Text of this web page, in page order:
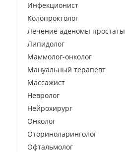
Инфекционист
Колопроктолог
Лечение аденомы простаты
Липидолог
Маммолог-онколог
Мануальный терапевт
Массажист
Невролог
Нейрохирург
Онколог
Оториноларинголог
Офтальмолог